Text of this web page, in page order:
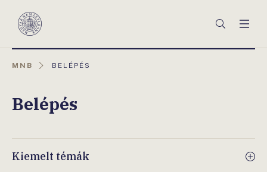
Magyar
Keresés
MNB
AKTUÁLIS
BELÉPÉS
Belépés
Kiemelt témák